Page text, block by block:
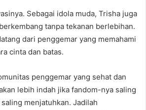
Sebagai idola muda, Trisha juga
tanpa tekanan berlebihan.
dari penggemar yang memahami
cinta dan batas.
penggemar yang sehat dan
lebih indah jika fandom-nya saling
menjatuhkan. Jadilah